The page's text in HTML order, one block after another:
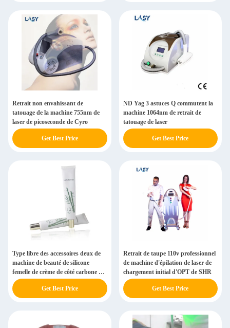
Retrait non envahissant de
tatouage de la machine 755nm de
laser de picoseconde de Cyro
Get Best Price
ND Yag 3 astuces Q commutent la
machine 1064nm de retrait de
tatouage de laser
Get Best Price
Type libre des accessoires deux de
machine de beauté de silicone
femelle de crème de côté carbone de
traitement de laser facultatif
Get Best Price
Retrait de taupe 110v professionnel
de machine d'épilation de laser de
chargement initial d'OPT de SHR
Get Best Price